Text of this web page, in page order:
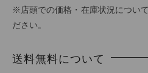
※店頭での価格・在庫状況につい
ださい。
送料無料について